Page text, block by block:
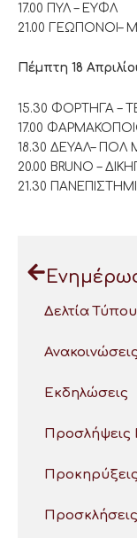
17.00 ΠΥΛ – ΕΥΦΛ
21.00 ΓΕΩΠΟΝΟΙ–
Πέμπτη 18
15.30 ΦΟΡΤΗΓΑ –
17.00
18.30 ΔΕΥΑΛ– ΠΟΛ
20.00 BRUNO –
21.30
Δελτία Τύπου
Ανακοινώσεις
Εκδηλώσεις